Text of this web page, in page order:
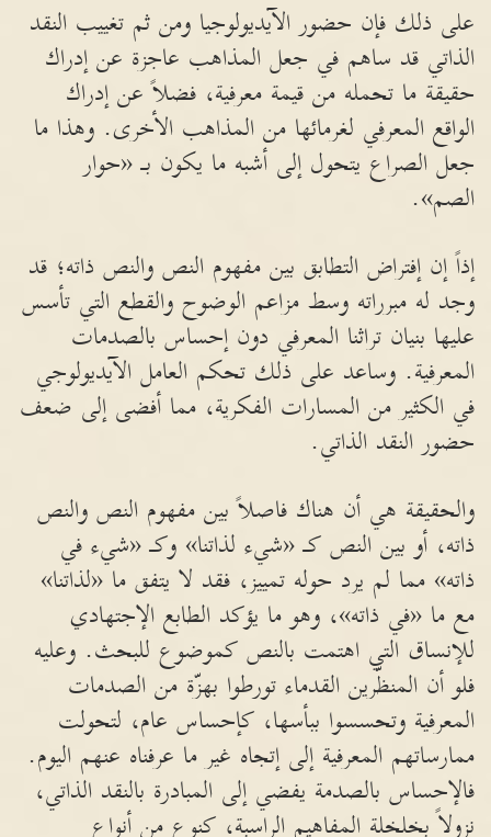
على ذلك فإن حضور الآيديولوجيا ومن ثم تغييب النقد
الذاتي قد ساهم في جعل المذاهب عاجزة عن إدراك
حقيقة ما تحمله من قيمة معرفية، فضلاً عن إدراك
الواقع المعرفي لغرمائها من المذاهب الأخرى. وهذا ما
جعل الصراع يتحول إلى أشبه ما يكون بـ «حوار
الصم».
إذاً إن إفتراض التطابق بين مفهوم النص والنص ذاته؛ قد
وجد له مبرراته وسط مزاعم الوضوح والقطع التي تأسس
عليها بنيان تراثنا المعرفي دون إحساس بالصدمات
المعرفية. وساعد على ذلك تحكم العامل الآيديولوجي
في الكثير من المسارات الفكرية، مما أفضى إلى ضعف
حضور النقد الذاتي.
والحقيقة هي أن هناك فاصلاً بين مفهوم النص والنص
ذاته، أو بين النص كـ «شيء لذاتنا» وكـ «شيء في
ذاته» مما لم يرد حوله تمييز، فقد لا يتفق ما «لذاتنا»
مع ما «في ذاته»، وهو ما يؤكد الطابع الإجتهادي
للإنساق التي اهتمت بالنص كموضوع للبحث. وعليه
فلو أن المنظّرين القدماء تورطوا بهزّة من الصدمات
المعرفية وتحسسوا ببأسها، كإحساس عام، لتحولت
ممارساتهم المعرفية إلى إتجاه غير ما عرفناه عنهم اليوم.
فالإحساس بالصدمة يفضي إلى المبادرة بالنقد الذاتي،
نزولاً بخلخلة المفاهيم الراسبة، كنوع من أنواع